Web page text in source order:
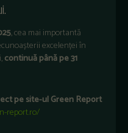
, cea mai importantă
excelenței în
continuă până pe 31
pe site-ul Green Report
report.ro/